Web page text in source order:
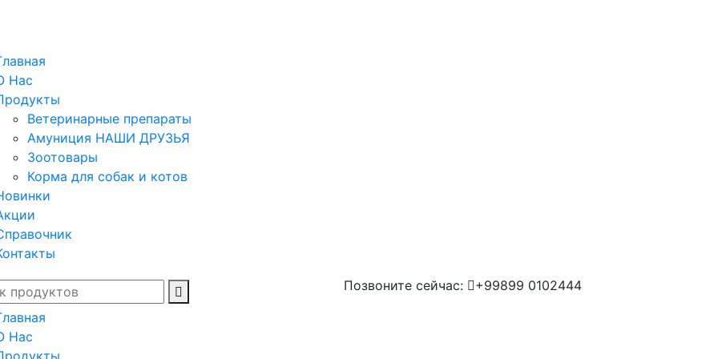
Нас
Ветеринарные препараты
Амуниция НАШИ ДРУЗЬЯ
Зоотовары
Корма для собак и котов
Позвоните сейчас:
+99899 0102444
Нас